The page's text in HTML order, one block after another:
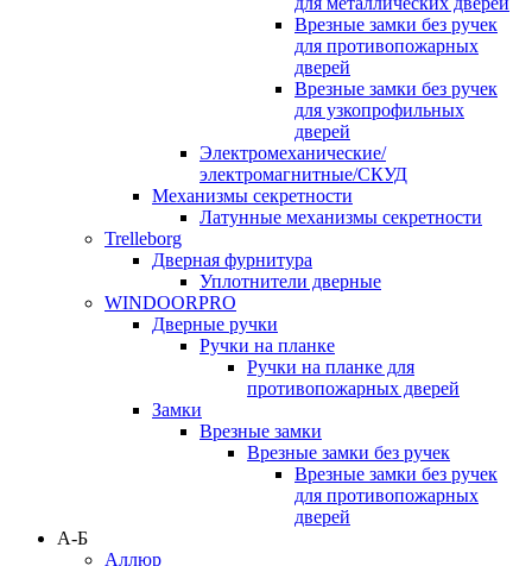
Врезные замки без ручек
для противопожарных
дверей
Врезные замки без ручек
для узкопрофильных
дверей
Электромеханические/
электромагнитные/СКУД
Механизмы секретности
Латунные механизмы секретности
Trelleborg
Дверная фурнитура
Уплотнители дверные
WINDOORPRO
Дверные ручки
Ручки на планке
Ручки на планке для
противопожарных дверей
Замки
Врезные замки
Врезные замки без ручек
Врезные замки без ручек
для противопожарных
дверей
А-Б
Аллюр